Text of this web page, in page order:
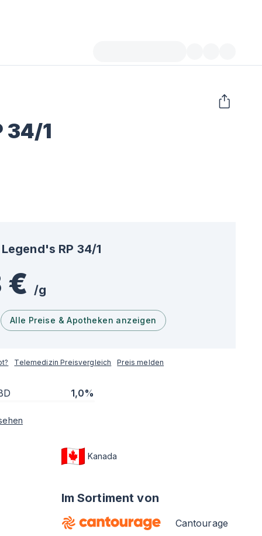
34/1
Legend's RP 34/1
€ /g
Alle Preise & Apotheken anzeigen
Telemedizin Preisvergleich Preis melden
1,0%
Kanada
Im Sortiment von
Cantourage